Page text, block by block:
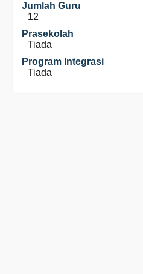
Jumlah Guru
12
Prasekolah
Tiada
Program Integrasi
Tiada